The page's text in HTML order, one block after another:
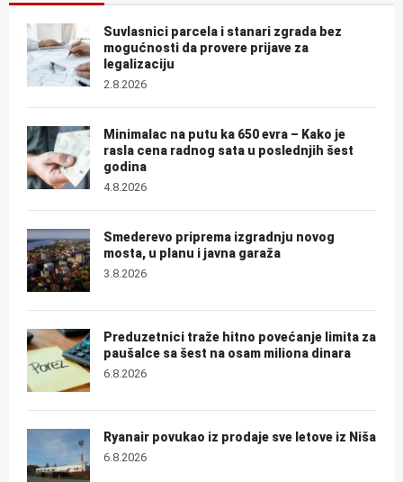
Suvlasnici parcela i stanari zgrada bez
mogućnosti da provere prijave za
legalizaciju
2.8.2026
Minimalac na putu ka 650 evra – Kako je
rasla cena radnog sata u poslednjih šest
godina
4.8.2026
Smederevo priprema izgradnju novog
mosta, u planu i javna garaža
3.8.2026
Preduzetnici traže hitno povećanje limita za
paušalce sa šest na osam miliona dinara
6.8.2026
Ryanair povukao iz prodaje sve letove iz Niša
6.8.2026